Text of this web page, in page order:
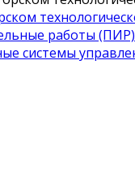
работы (ПИР)
системы